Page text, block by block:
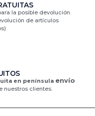
la posible devolución.
de artículos
en península envío
nuestros clientes.